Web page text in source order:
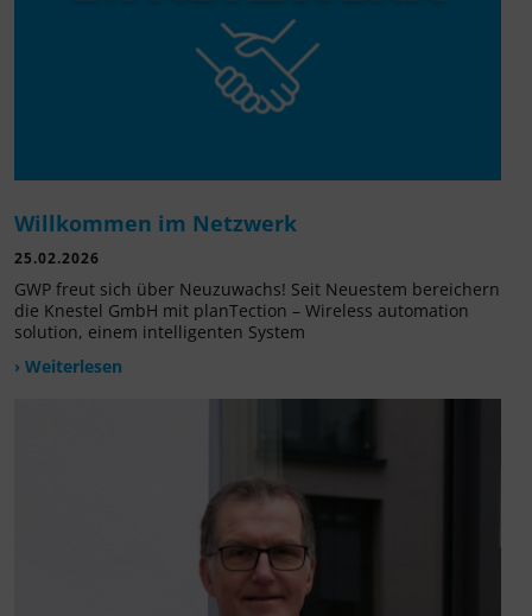
Willkommen im Netzwerk
25.02.2026
GWP freut sich über Neuzuwachs! Seit Neuestem bereichern
die Knestel GmbH mit planTection – Wireless automation
solution, einem intelligenten System
› Weiterlesen